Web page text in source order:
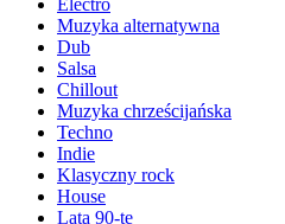
Muzyka alternatywna
Dub
Salsa
Chillout
Muzyka chrześcijańska
Techno
Indie
Klasyczny rock
House
Lata 90-te